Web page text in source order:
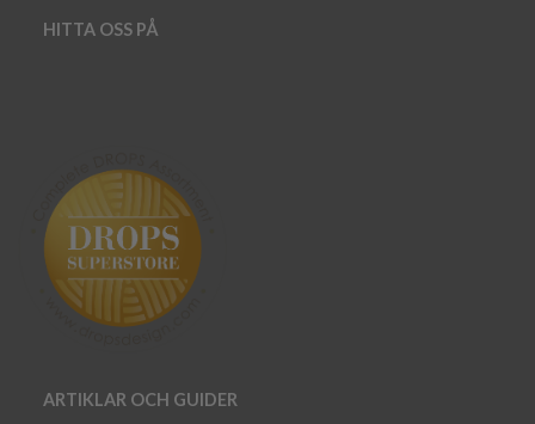
HITTA OSS PÅ
ARTIKLAR OCH GUIDER